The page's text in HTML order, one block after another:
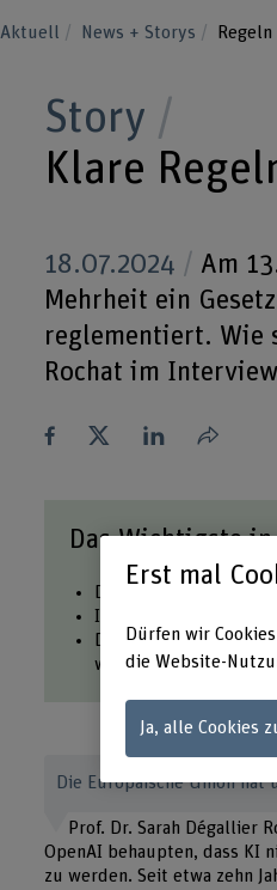
Aktuell News + Storys
Story
Klare
18.07.2024
Am
Mehrheit ein
reglementiert. Wie
Rochat im
Teilen
Das Wichtigste
Das EU-Parlament
Im KI-Gesetz geht es
Diese Regulierung
wirtschaftliche
Die Europäische Union
Prof. Dr. Sarah Dégallier
OpenAI behaupten, dass
zu werden. Seit etwa zehn
Erst mal
Dürfen wir
die Website-
Ja, alle Cookies